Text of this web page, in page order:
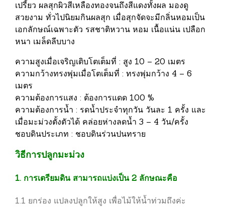
เปรี้ยว ผลสุกผิวสีเหลืองทองจนถึงสีแดงทั้งผล มองดู
สวยงาม ทั่วไปนิยมกินผลสุก เมื่อสุกจัดจะมีกลิ่นหอมเป็น
เอกลักษณ์เฉพาะตัว รสชาติหวาน หอม เนื้อแน่น เปลือก
หนา เมล็ดลีบบาง
ความสูงเมื่อเจริญเติบโตเต็มที่ : สูง 10 – 20 เมตร
ความกว้างทรงพุ่มเมื่อโตเต็มที่ : ทรงพุ่มกว้าง 4 – 6
เมตร
ความต้องการแสง : ต้องการแดด 100 %
ความต้องการน้ำ : รดน้ำประจำทุกวัน วันละ 1 ครั้ง และ
เมื่อมะม่วงตั้งตัวได้ คล่อยห่างลดน้ำ 3 – 4 วัน/ครั้ง
ชอบดินประเภท : ชอบดินร่วนปนทราย
วิธีการปลูกมะม่วง
1. การเตรียมดิน สามารถแบ่งเป็น 2 ลักษณะคือ
1.1 ยกร่อง แปลงปลูกให้สูง เพื่อไม้ให้น้ำท่วมถึงค่ะ